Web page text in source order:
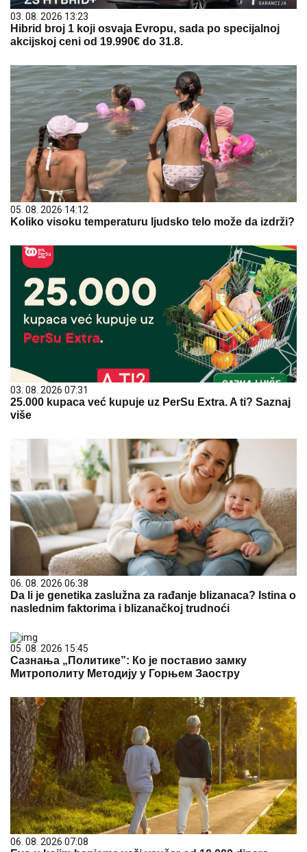
03. 08. 2026 13:23
Hibrid broj 1 koji osvaja Evropu, sada po specijalnoj
akcijskoj ceni od 19.990€ do 31.8.
05. 08. 2026 14:12
Koliko visoku temperaturu ljudsko telo može da izdrži?
03. 08. 2026 07:31
25.000 kupaca već kupuje uz PerSu Extra. A ti? Saznaj
više
06. 08. 2026 06:38
Da li je genetika zaslužna za rađanje blizanaca? Istina o
naslednim faktorima i blizanačkoj trudnoći
05. 08. 2026 15:45
Сазнања „Политике”: Ко је поставио замку
Митрополиту Методију у Горњем Заостру
06. 08. 2026 07:08